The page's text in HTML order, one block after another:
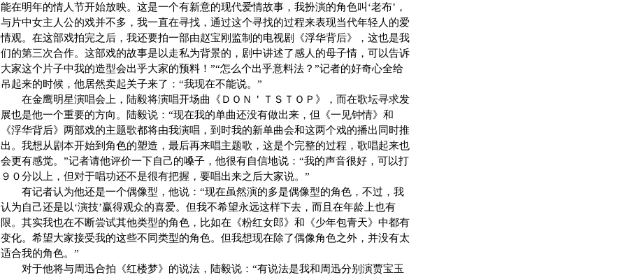
能在明年的情人节开始放映。这是一个有新意的现代爱情故事，我扮演的角色叫‘老布’，
与片中女主人公的戏并不多，我一直在寻找，通过这个寻找的过程来表现当代年轻人的爱
情观。在这部戏拍完之后，我还要拍一部由赵宝刚监制的电视剧《浮华背后》，这也是我
们的第三次合作。这部戏的故事是以走私为背景的，剧中讲述了感人的母子情，可以告诉
大家这个片子中我的造型会出乎大家的预料！”“怎么个出乎意料法？”记者的好奇心全给
吊起来的时候，他居然卖起关子来了：“我现在不能说。”
在金鹰明星演唱会上，陆毅将演唱开场曲《ＤＯＮ＇ＴＳＴＯＰ》，而在歌坛寻求发
展也是他一个重要的方向。陆毅说：“现在我的单曲还没有做出来，但《一见钟情》和
《浮华背后》两部戏的主题歌都将由我演唱，到时我的新单曲会和这两个戏的播出同时推
出。我想从剧本开始到角色的塑造，最后再来唱主题歌，这是个完整的过程，歌唱起来也
会更有感觉。”记者请他评价一下自己的嗓子，他很有自信地说：“我的声音很好，可以打
９０分以上，但对于唱功还不是很有把握，要唱出来之后大家说。”
有记者认为他还是一个偶像型，他说：“现在虽然演的多是偶像型的角色，不过，我
认为自己还是以‘演技’赢得观众的喜爱。但我不希望永远这样下去，而且在年龄上也有
限。其实我也在不断尝试其他类型的角色，比如在《粉红女郎》和《少年包青天》中都有
变化。希望大家接受我的这些不同类型的角色。但我想现在除了偶像角色之外，并没有太
适合我的角色。”
对于他将与周迅合拍《红楼梦》的说法，陆毅说：“有说法是我和周迅分别演贾宝玉